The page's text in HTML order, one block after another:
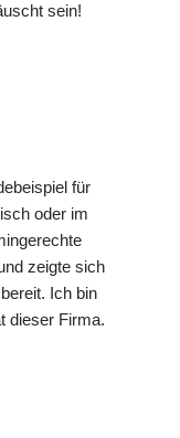
sein!
für
oder im
zeigte sich
Ich bin
dieser Firma.